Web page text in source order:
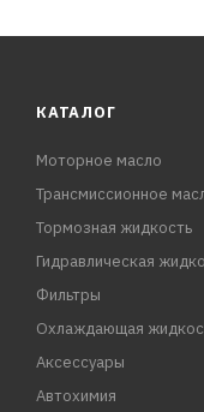
КАТАЛОГ
Моторное масло
Трансмиссионное
Тормозная жидкость
Гидравлическая
Фильтры
Охлаждающая
Аксессуары
Автохимия